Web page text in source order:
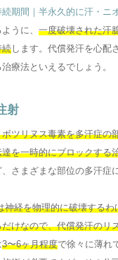
期間｜半永久的に汗・ニ
うに、 一度破壊された汗
続 します。代償発汗を心配
療法といえるでしょう。
射
ツリヌス毒素を多汗症の
を一時的にブロックする
さまざまな部位の多汗症
神経を物理的に破壊する
けなので、代償発汗のリ
3〜6ヶ月程度で徐々に薄れ